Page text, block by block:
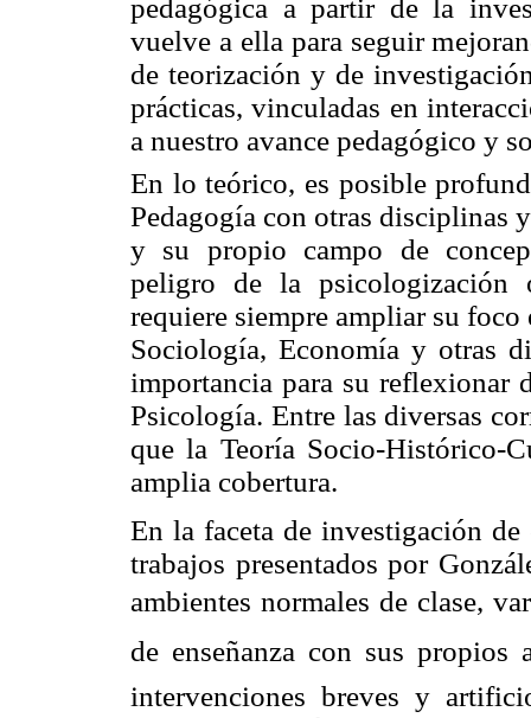
pedagógica a partir de la
vuelve a ella para seguir
de teorización y de
prácticas, vinculadas en
a nuestro avance pedagógico y
En lo teórico, es posible
Pedagogía con otras disciplinas
y su propio campo de
peligro de la
requiere siempre ampliar su
Sociología, Economía y otras
importancia para su reflexionar
Psicología. Entre las diversas
quela Teoría Socio-Histórico-
amplia cobertura.
En la faceta de investigación
trabajos presentados por
ambientes normales de clase,
de enseñanza con sus
intervenciones breves y